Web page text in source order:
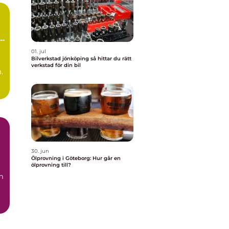
01. jul
Bilverkstad jönköping så hittar du rätt
verkstad för din bil
30. jun
Ölprovning i Göteborg: Hur går en
ölprovning till?